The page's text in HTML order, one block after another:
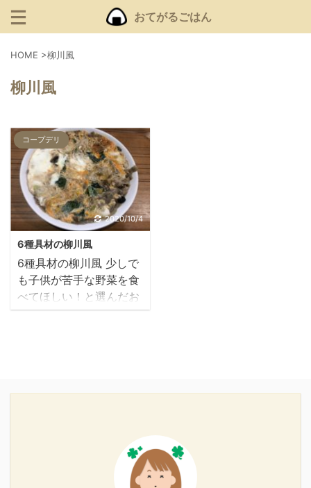
おてがるごはん
HOME >柳川風
柳川風
コープデリ
2020/10/4
6種具材の柳川風
6種具材の柳川風 少しで
も子供が苦手な野菜を食
べてほしい！と選んだお
てがるごはん ママco-op
ので、所要時間は20分程
下ごしらえ 水200mlを量
ります 卵3かを溶きほぐ
しております 簡単な流れ